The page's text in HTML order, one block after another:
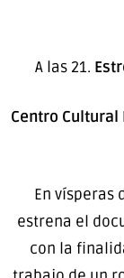
A las 21.
Centro Cultural
En vísperas
estrena el
con la